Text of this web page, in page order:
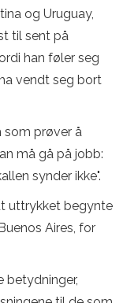
og Uruguay,
til sent på
han føler seg
vendt seg bort
som prøver å
må gå på jobb:
synder ikke".
uttrykket begynte
Aires, for
betydninger,